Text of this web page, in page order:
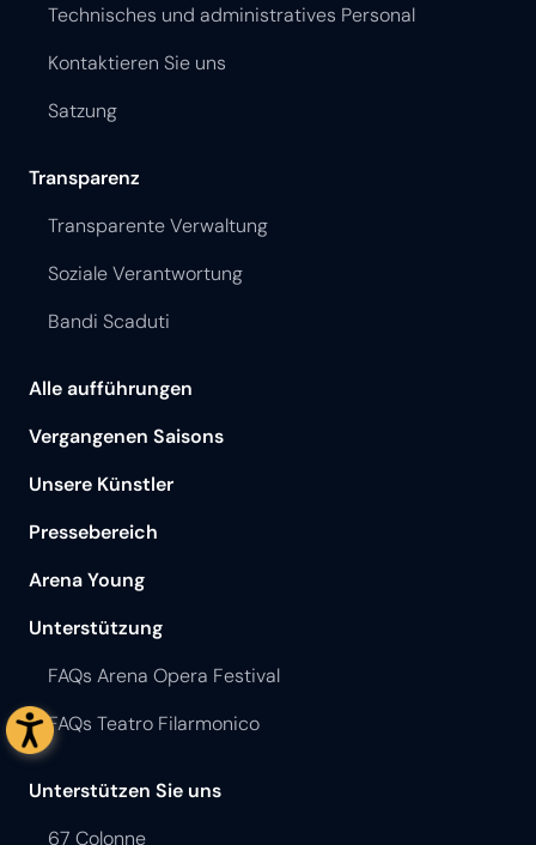
Technisches und administratives Personal
Kontaktieren Sie uns
Satzung
Transparenz
Transparente Verwaltung
Soziale Verantwortung
Bandi Scaduti
Alle aufführungen
Vergangenen Saisons
Unsere Künstler
Pressebereich
Arena Young
Unterstützung
FAQs Arena Opera Festival
FAQs Teatro Filarmonico
Unterstützen Sie uns
67 Colonne